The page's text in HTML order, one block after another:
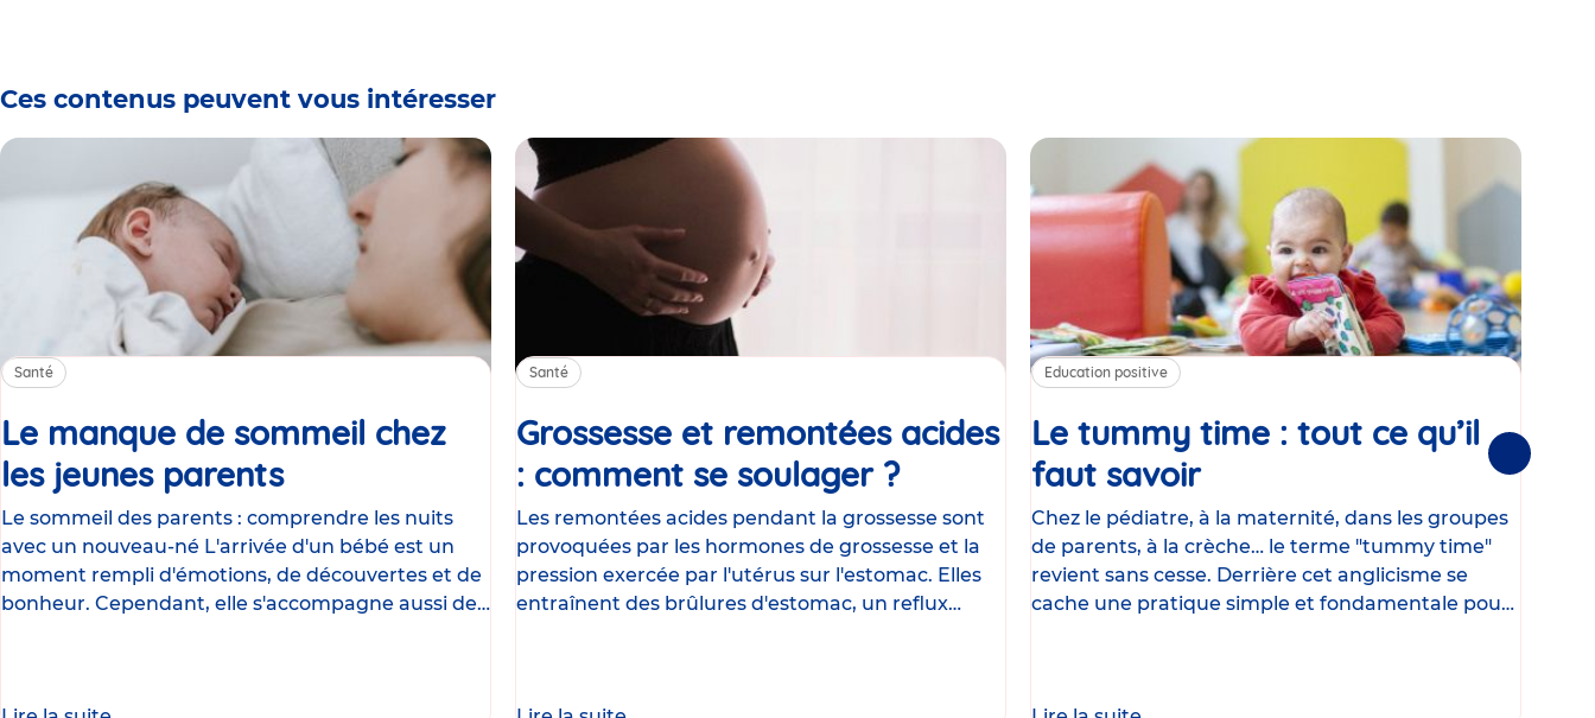
Ces contenus peuvent vous intéresser
Santé
Le manque de sommeil chez
les jeunes parentsArticle
Le sommeil des parents : comprendre les nuits
avec un nouveau-né L'arrivée d'un bébé est un
moment rempli d'émotions, de découvertes et de
bonheur. Cependant, elle s'accompagne aussi de
Santé
Grossesse et remontées acides
: comment se soulager ?Article
Les remontées acides pendant la grossesse sont
provoquées par les hormones de grossesse et la
pression exercée par l'utérus sur l'estomac. Elles
entraînent des brûlures d'estomac, un reflux
Education positive
Le tummy time : tout ce qu’il
faut savoirArticle
Chez le pédiatre, à la maternité, dans les groupes
de parents, à la crèche… le terme "tummy time"
revient sans cesse. Derrière cet anglicisme se
cache une pratique simple et fondamentale pour
Suivantes